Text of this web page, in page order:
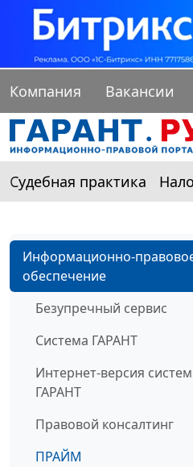
Компания Вакансии
Судебная практика
Информационно-
обеспечение
Безупречный сервис
Система ГАРАНТ
Интернет-версия
ГАРАНТ
Правовой консалтинг
ПРАЙМ